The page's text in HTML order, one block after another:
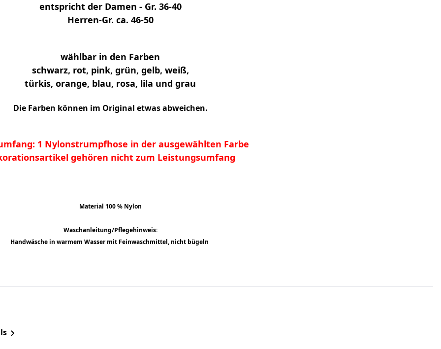
entspricht der Damen - Gr. 36-40
Herren-Gr. ca. 46-50
wählbar in den Farben
schwarz, rot, pink, grün, gelb, weiß,
türkis, orange, blau, rosa, lila und grau
Die Farben können im Original etwas abweichen.
1 Nylonstrumpfhose in der ausgewählten Farbe
gehören nicht zum Leistungsumfang
Material 100 % Nylon
Waschanleitung/Pflegehinweis:
Handwäsche in warmem Wasser mit Feinwaschmittel, nicht bügeln